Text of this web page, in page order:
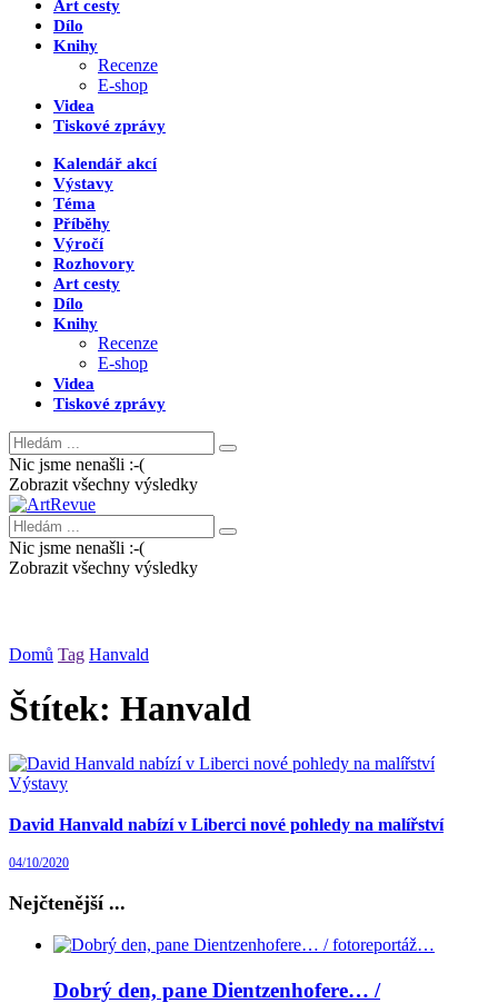
Art cesty
Dílo
Knihy
Recenze
E-shop
Videa
Tiskové zprávy
Kalendář akcí
Výstavy
Téma
Příběhy
Výročí
Rozhovory
Art cesty
Dílo
Knihy
Recenze
E-shop
Videa
Tiskové zprávy
Nic jsme nenašli :-(
Zobrazit všechny výsledky
Nic jsme nenašli :-(
Zobrazit všechny výsledky
Domů Tag Hanvald
Štítek: Hanvald
Výstavy
David Hanvald nabízí v Liberci nové pohledy na malířství
04/10/2020
Nejčtenější ...
Dobrý den, pane Dientzenhofere… /